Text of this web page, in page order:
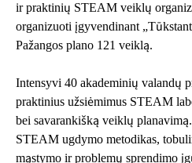
ir praktinių STEAM veiklų
organizuoti įgyvendinant
Pažangos plano 121 veiklą.
Intensyvi 40 akademinių valandų
praktinius užsiėmimus STEAM
bei savarankišką veiklų
STEAM ugdymo metodikas,
mąstymo ir problemų sprendimo